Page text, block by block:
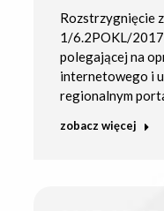
Rozstrzygnięcie
1/6.2POKL/2017
polegającej na
internetowego i
regionalnym
zobacz więcej